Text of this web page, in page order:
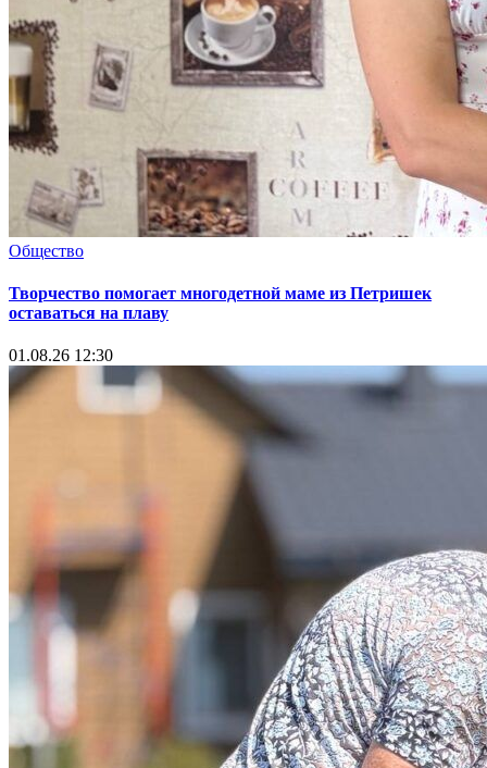
Общество
Творчество помогает многодетной маме из Петришек
оставаться на плаву
01.08.26 12:30